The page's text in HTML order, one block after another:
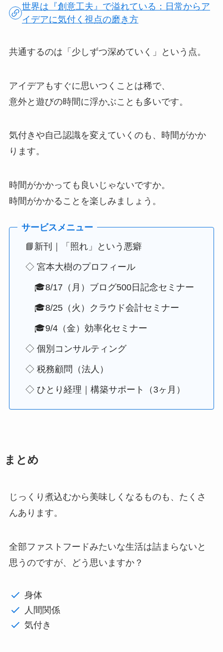
世界は『創意工夫』で溢れている：日常からア
イデアに気付く視点の磨き方
共通するのは「少しずつ深めていく」という点。
アイデアもすぐに思いつくことは稀で、
意外と遊びの時間に浮かぶことも多いです。
気付きや自己認識を変えていくのも、時間がかか
ります。
時間がかかっても良いじゃないですか。
時間がかかることを楽しみましょう。
📘新刊｜「照れ」という悪癖
◇ 宮本大樹のプロフィール
🎓8/17（月）ブログ500日記念セミナー
🎓8/25（火）クラウド会計セミナー
🎓9/4（金）効率化セミナー
◇ 個別コンサルティング
◇ 税務顧問（法人）
◇ ひとり経理｜構築サポート（3ヶ月）
まとめ
じっくり煮込むから美味しくなるものも、たくさ
んあります。
全部ファストフードみたいな生活は詰まらないと
思うのですが、どう思いますか？
身体
人間関係
気付き